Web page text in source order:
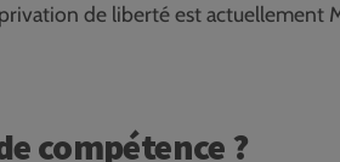
de liberté est actuellement
compétence ?